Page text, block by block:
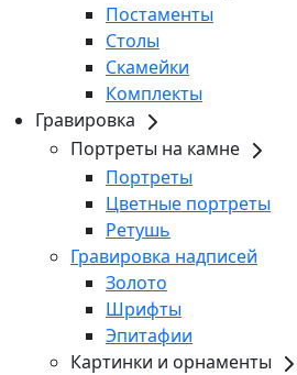
Постаменты
Столы
Скамейки
Комплекты
Гравировка
Портреты на камне
Портреты
Цветные портреты
Ретушь
Гравировка надписей
Золото
Шрифты
Эпитафии
Картинки и орнаменты